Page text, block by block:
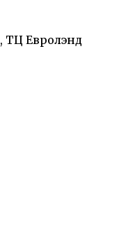
ТЦ Евролэнд